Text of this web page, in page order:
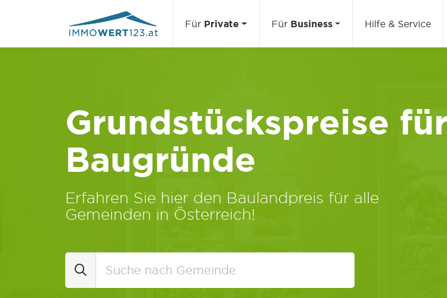
Für Private Für Business Hilfe & Service
Grundstückspreise für
Baugründe
Erfahren Sie hier den Baulandpreis für alle
Gemeinden in Österreich!